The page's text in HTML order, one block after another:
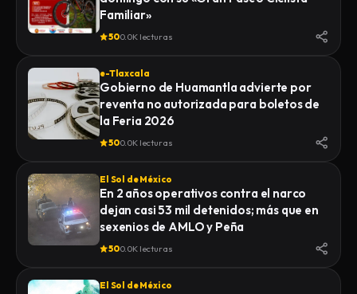
Familiar»
500.0K lecturas
e-Tlaxcala
Gobierno de Huamantla advierte por
reventa no autorizada para boletos de
la Feria 2026
500.0K lecturas
El Sol de México
En 2 años operativos contra el narco
dejan casi 53 mil detenidos; más que en
sexenios de AMLO y Peña
500.0K lecturas
El Sol de México